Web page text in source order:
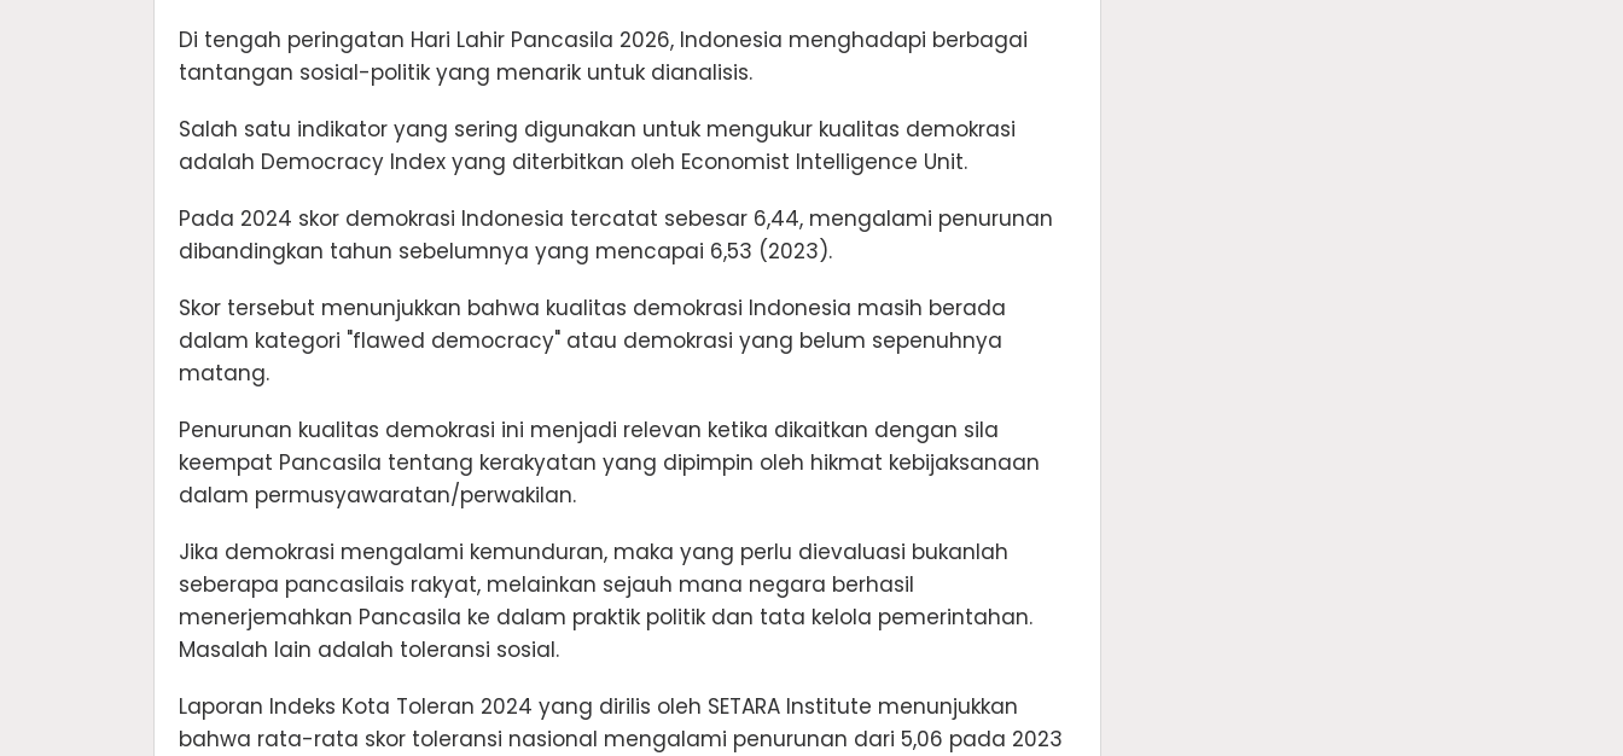
Di tengah peringatan Hari Lahir Pancasila 2026, Indonesia menghadapi berbagai
tantangan sosial-politik yang menarik untuk dianalisis.
Salah satu indikator yang sering digunakan untuk mengukur kualitas demokrasi
adalah Democracy Index yang diterbitkan oleh Economist Intelligence Unit.
Pada 2024 skor demokrasi Indonesia tercatat sebesar 6,44, mengalami penurunan
dibandingkan tahun sebelumnya yang mencapai 6,53 (2023).
Skor tersebut menunjukkan bahwa kualitas demokrasi Indonesia masih berada
dalam kategori "flawed democracy" atau demokrasi yang belum sepenuhnya
matang.
Penurunan kualitas demokrasi ini menjadi relevan ketika dikaitkan dengan sila
keempat Pancasila tentang kerakyatan yang dipimpin oleh hikmat kebijaksanaan
dalam permusyawaratan/perwakilan.
Jika demokrasi mengalami kemunduran, maka yang perlu dievaluasi bukanlah
seberapa pancasilais rakyat, melainkan sejauh mana negara berhasil
menerjemahkan Pancasila ke dalam praktik politik dan tata kelola pemerintahan.
Masalah lain adalah toleransi sosial.
Laporan Indeks Kota Toleran 2024 yang dirilis oleh SETARA Institute menunjukkan
bahwa rata-rata skor toleransi nasional mengalami penurunan dari 5,06 pada 2023